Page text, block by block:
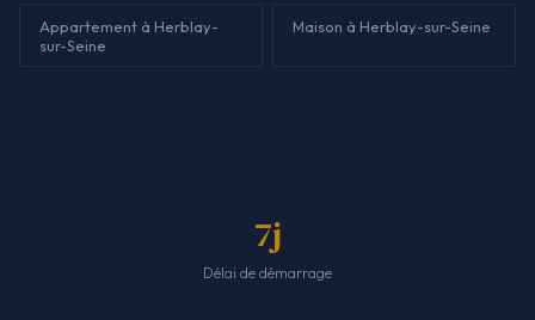
Appartement à Herblay-
sur-Seine
Maison à Herblay-sur-Seine
7j
Délai de démarrage